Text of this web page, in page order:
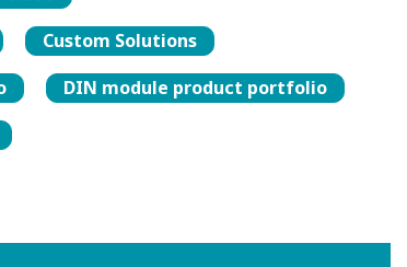
Custom Solutions
DIN module product portfolio